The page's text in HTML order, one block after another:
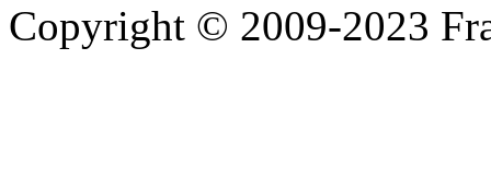
Copyright © 2009-2023